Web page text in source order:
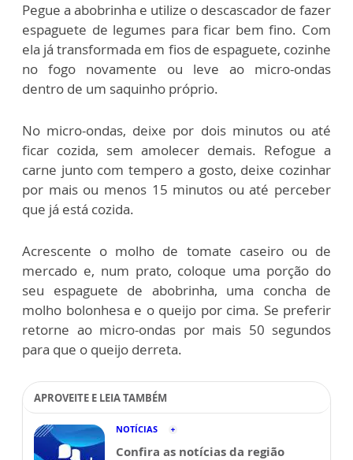
Pegue a abobrinha e utilize o descascador de fazer
espaguete de legumes para ficar bem fino. Com
ela já transformada em fios de espaguete, cozinhe
no fogo novamente ou leve ao micro-ondas
dentro de um saquinho próprio.
No micro-ondas, deixe por dois minutos ou até
ficar cozida, sem amolecer demais. Refogue a
carne junto com tempero a gosto, deixe cozinhar
por mais ou menos 15 minutos ou até perceber
que já está cozida.
Acrescente o molho de tomate caseiro ou de
mercado e, num prato, coloque uma porção do
seu espaguete de abobrinha, uma concha de
molho bolonhesa e o queijo por cima. Se preferir
retorne ao micro-ondas por mais 50 segundos
para que o queijo derreta.
APROVEITE E LEIA TAMBÉM
NOTÍCIAS
Confira as notícias da região